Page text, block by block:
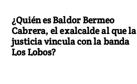
¿Quién es Baldor Bermeo
Cabrera, el exalcalde al que la
justicia vincula con la banda
Los Lobos?